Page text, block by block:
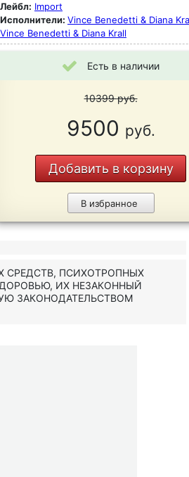
Лейбл: Import
Исполнители: Vince Benedetti & Diana
Vince Benedetti & Diana Krall
Есть в наличии
10399руб.
9500 руб.
Добавить в корзину
В избранное
СРЕДСТВ, ПСИХОТРОПНЫХ
ИХ НЕЗАКОННЫЙ
ЗАКОНОДАТЕЛЬСТВОМ